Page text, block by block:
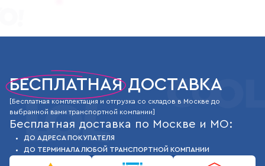
Бесплатная доставка
БЕСПЛАТНАЯ ДОСТАВКА
[Бесплатная комплектация и отгрузка со складов в Москве до
выбранной вами транспортной компании]
Бесплатная доставка по Москве и МО:
ДО АДРЕСА ПОКУПАТЕЛЯ
ДО ТЕРМИНАЛА ЛЮБОЙ ТРАНСПОРТНОЙ КОМПАНИИ